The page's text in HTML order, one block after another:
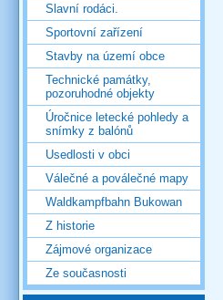
Slavní rodáci.
Sportovní zařízení
Stavby na území obce
Technické památky,
pozoruhodné objekty
Úročnice letecké pohledy a
snímky z balónů
Usedlosti v obci
Válečné a poválečné mapy
Waldkampfbahn Bukowan
Z historie
Zájmové organizace
Ze současnosti